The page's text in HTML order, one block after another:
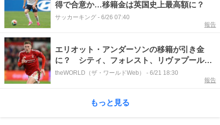
得で合意か…移籍金は英国史上最高額に？
サッカーキング - 6/26 07:40
報告
エリオット・アンダーソンの移籍が引き金
に？ シティ、フォレスト、リヴァプール、
インテルを巻き込むドミノ倒しになる可能性
theWORLD（ザ・ワールドWeb） - 6/21 18:30
報告
もっと見る